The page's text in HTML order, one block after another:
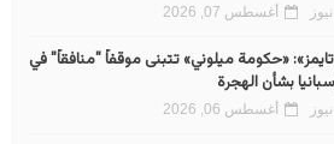
أغسطس 07, 2026
تايمز»: «حكومة ميلوني» تتبنى موقفاً "منافقاً" في
بشأن الهجرة
أغسطس 06, 2026